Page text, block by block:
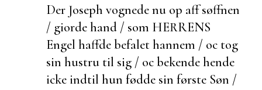
Der Joseph vognede nu op aff søffnen
/ giorde hand / som HERRENS
Engel haffde befalet hannem / oc tog
sin hustru til sig / ocbekende hende
icke indtil hun fødde sin første Søn /